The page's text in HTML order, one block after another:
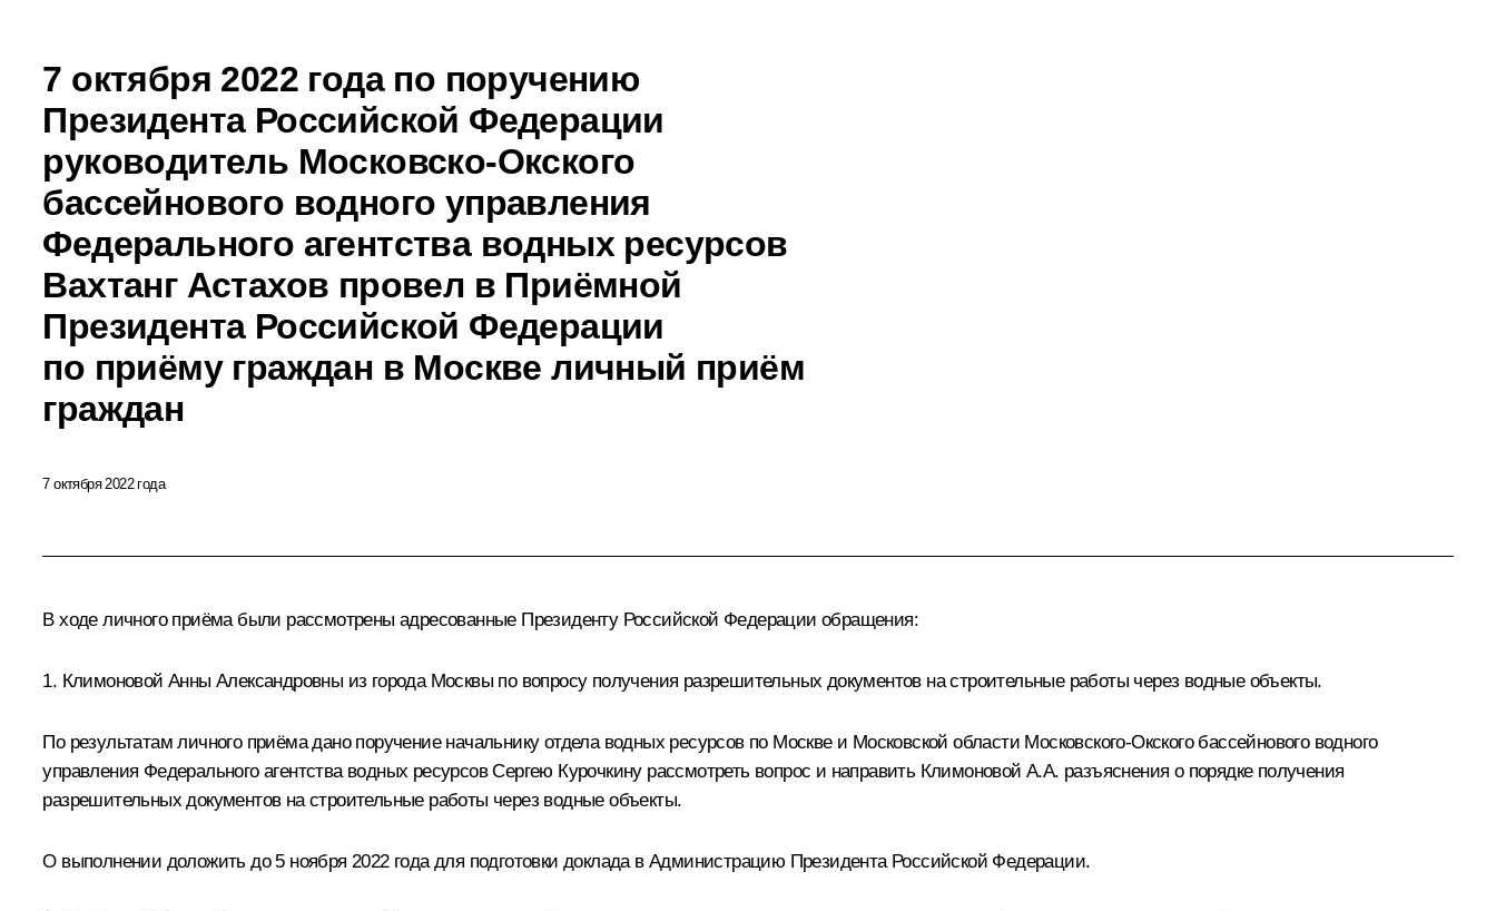
7 октября 2022 года по поручению
Президента Российской Федерации
руководитель Московско-Окского
бассейнового водного управления
Федерального агентства водных ресурсов
Вахтанг Астахов провел в Приёмной
Президента Российской Федерации
по приёму граждан в Москве личный приём
граждан
7 октября 2022 года
В ходе личного приёма были рассмотрены адресованные Президенту Российской Федерации обращения:
1. Климоновой Анны Александровны из города Москвы по вопросу получения разрешительных документов на строительные работы через водные объекты.
По результатам личного приёма дано поручение начальнику отдела водных ресурсов по Москве и Московской области Московского-Окского бассейнового водного
управления Федерального агентства водных ресурсов Сергею Курочкину рассмотреть вопрос и направить Климоновой А.А. разъяснения о порядке получения
разрешительных документов на строительные работы через водные объекты.
О выполнении доложить до 5 ноября 2022 года для подготовки доклада в Администрацию Президента Российской Федерации.